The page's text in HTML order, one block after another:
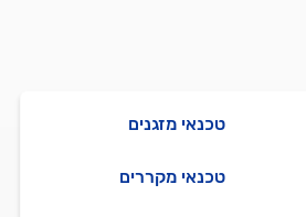
טכנאי מזגנים
טכנאי מקררים